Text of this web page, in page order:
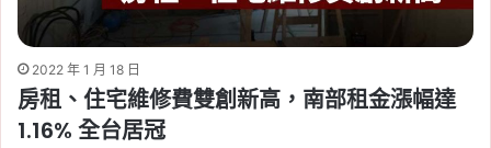
2022 年 1 月 18 日
房租、住宅維修費雙創新高，南部租金漲幅達
1.16% 全台居冠